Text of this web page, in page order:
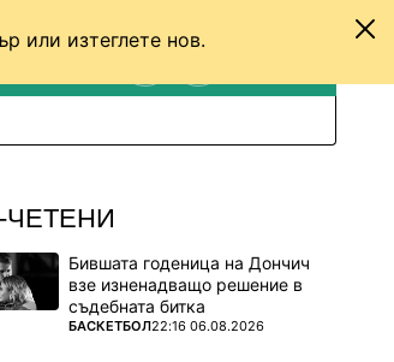
или изтеглете нов.
ЧЕТЕНИ
Бившата годеница на Дончич
взе изненадващо решение в
съдебната битка
ПОВЕЧЕ ОТ
БАСКЕТБОЛ22:16 06.08.2026